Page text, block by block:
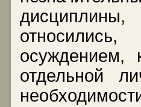
осуждением,
отдельной